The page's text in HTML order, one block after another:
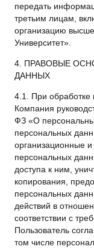
передать
третьим лицам,
организацию
Университет».
4. ПРАВОВЫЕ
ДАННЫХ
4.1. При обработке
Компания
ФЗ «О
персональных
организационные
персональных
доступа к ним,
копирования,
персональных
действий в
соответствии с
Пользователь
том числе